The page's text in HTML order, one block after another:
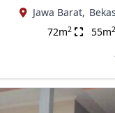
Jawa Barat,
72m2 55m2